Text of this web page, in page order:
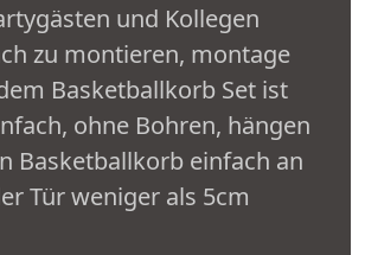
und Kollegen
zu montieren, montage
Basketballkorb Set ist
ohne Bohren, hängen
Basketballkorb einfach an
Tür weniger als 5cm